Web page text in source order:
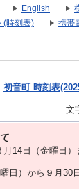
English
(時刻表) 携帯
初音町 時刻表
文
14⽇（金曜日
）から９月30